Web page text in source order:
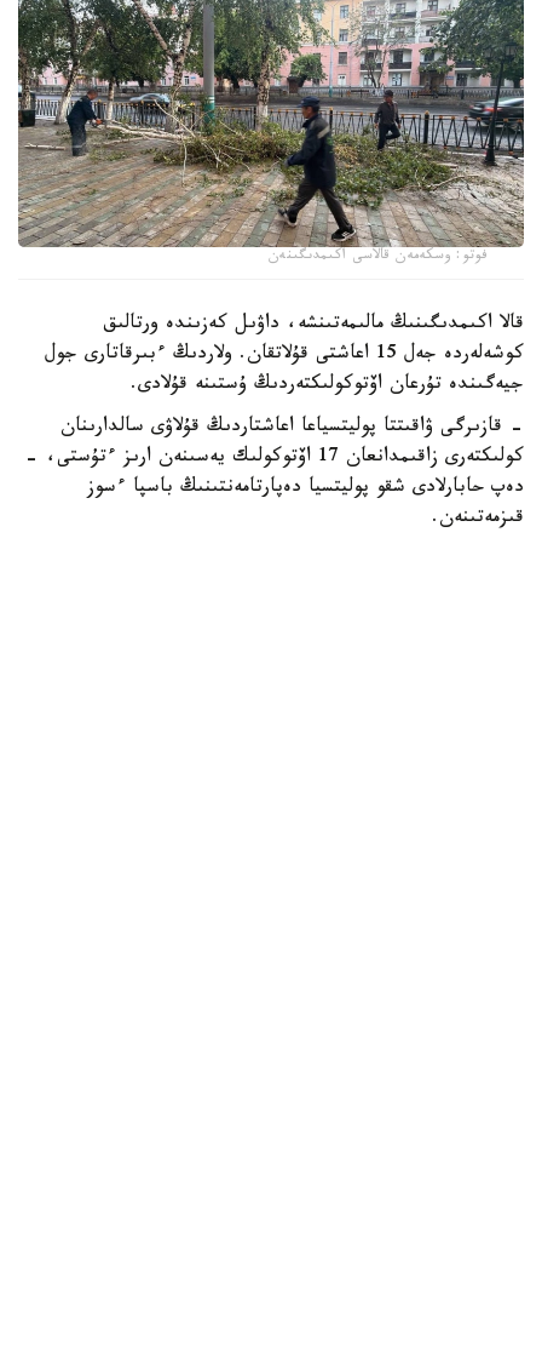
فوتو: وسكەمەن قالاسى اكىمدىگىنەن
قالا اكىمدىگىنىڭ مالىمەتىنشە، داۋىل كەزىندە ورتالىق
كوشەلەردە جەل 15 اعاشتى قۇلاتقان. ولاردىڭ ءبىرقاتارى جول
جيەگىندە تۇرعان اۆتوكولىكتەردىڭ ۇستىنە قۇلادى.
- قازىرگى ۋاقىتتا پوليتسياعا اعاشتاردىڭ قۇلاۋى سالدارىنان
كولىكتەرى زاقىمدانعان 17 اۆتوكولىك يەسىنەن ارىز ءتۇستى، -
دەپ حابارلادى شقو پوليتسيا دەپارتامەنتىنىڭ باسپا ءسوز
قىزمەتىنەن.